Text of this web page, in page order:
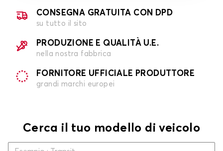
CONSEGNA GRATUITA CON DPD
su tutto il sito
PRODUZIONE E QUALITÀ U.E.
nella nostra fabbrica
FORNITORE UFFICIALE PRODUTTORE
grandi marchi europei
Cerca il tuo modello di veicolo